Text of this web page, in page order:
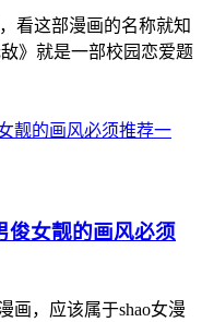
看这部漫画的名称就知
》就是一部校园恋爱题
俊女靓的画风必须
画，应该属于shao女漫